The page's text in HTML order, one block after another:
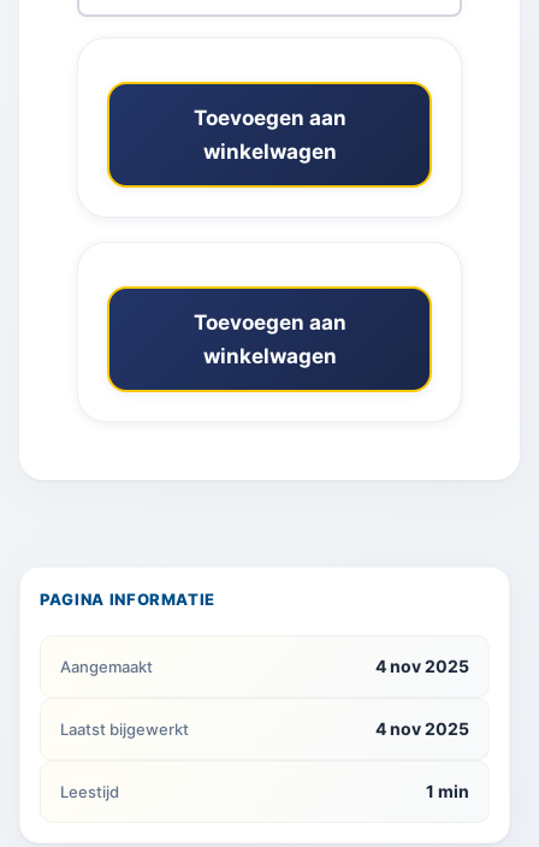
Toevoegen aan
winkelwagen
Toevoegen aan
winkelwagen
PAGINA INFORMATIE
Aangemaakt 4 nov 2025
Laatst bijgewerkt 4 nov 2025
Leestijd 1 min